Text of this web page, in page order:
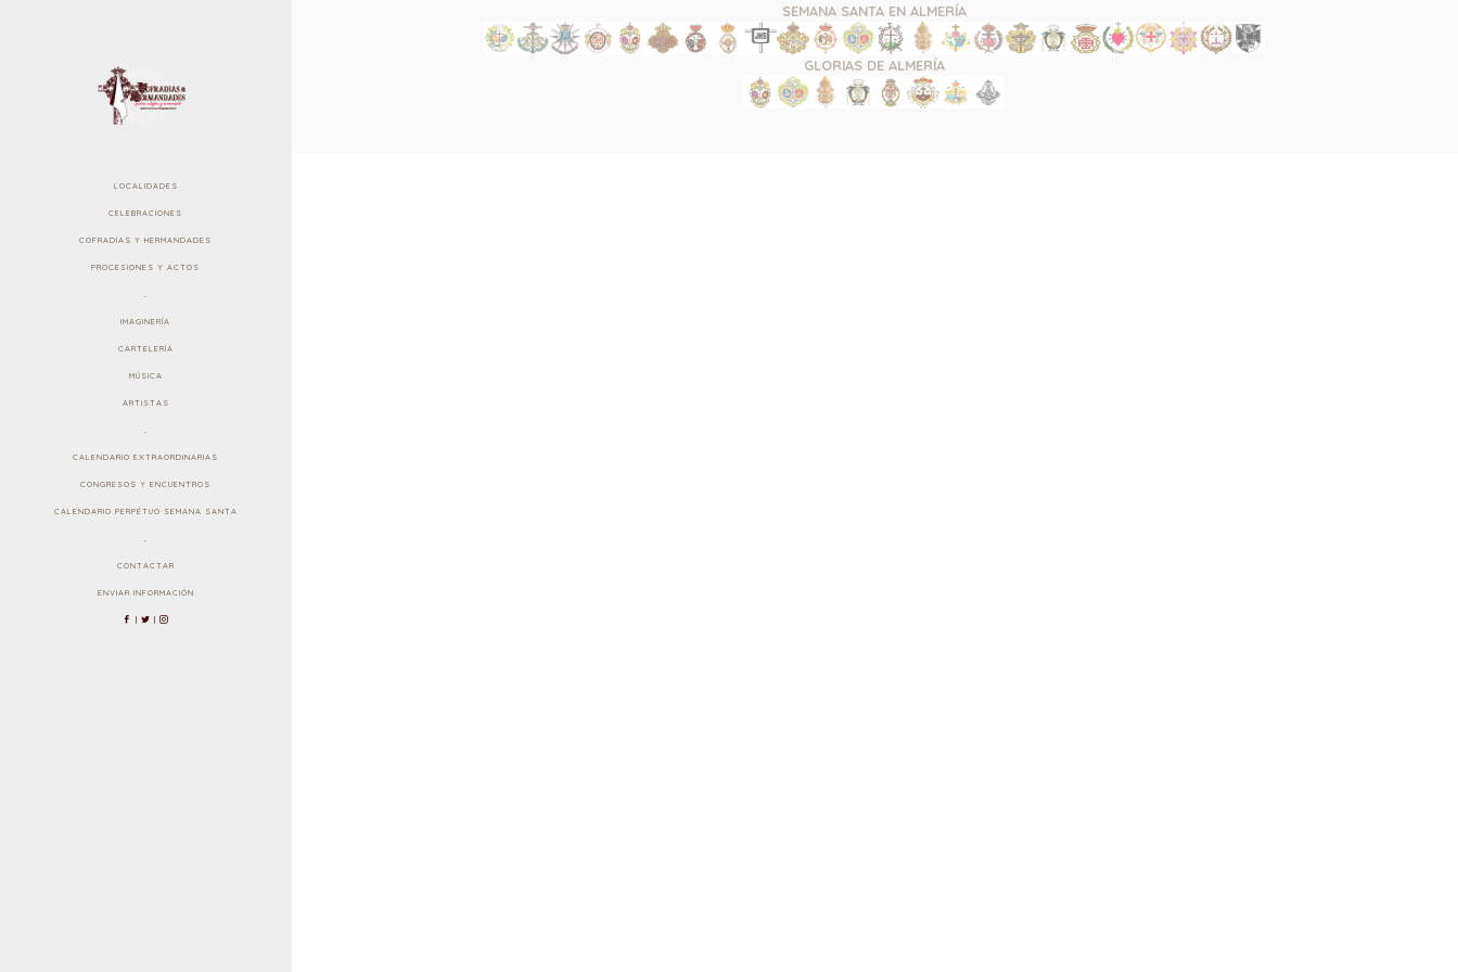
LOCALIDADES
CELEBRACIONES
COFRADÍAS Y HERMANDADES
PROCESIONES Y ACTOS
.
IMAGINERÍA
CARTELERÍA
MÚSICA
ARTISTAS
.
CALENDARIO EXTRAORDINARIAS
CONGRESOS Y ENCUENTROS
CALENDARIO PERPÉTUO SEMANA SANTA
.
CONTACTAR
ENVIAR INFORMACIÓN
| |
SEMANA SANTA EN ALMERÍA
GLORIAS DE ALMERÍA